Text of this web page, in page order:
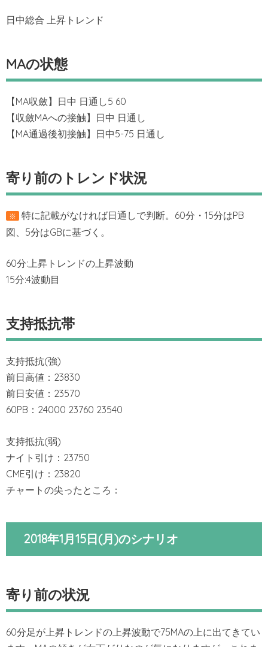
日中総合 上昇トレンド
MAの状態
【MA収斂】日中 日通し5 60
【収斂MAへの接触】日中 日通し
【MA通過後初接触】日中5-75 日通し
寄り前のトレンド状況
※
特に記載がなければ日通しで判断。60分・15分はPB
図、5分はGBに基づく。
60分:上昇トレンドの上昇波動
15分:4波動目
支持抵抗帯
支持抵抗(強)
前日高値：23830
前日安値：23570
60PB：24000 23760 23540
支持抵抗(弱)
ナイト引け：23750
CME引け：23820
チャートの尖ったところ：
2018年1月15日(月)のシナリオ
寄り前の状況
60分足が上昇トレンドの上昇波動で75MAの上に出てきてい